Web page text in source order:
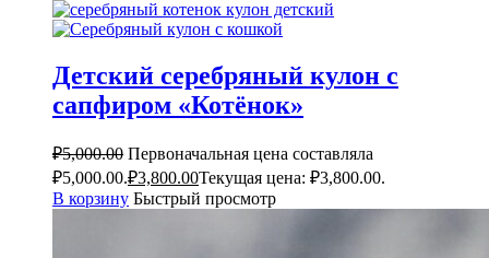
Детский серебряный кулон с
сапфиром «Котёнок»
₽5,000.00 Первоначальная цена составляла
₽5,000.00.₽3,800.00Текущая цена: ₽3,800.00.
В корзину Быстрый просмотр